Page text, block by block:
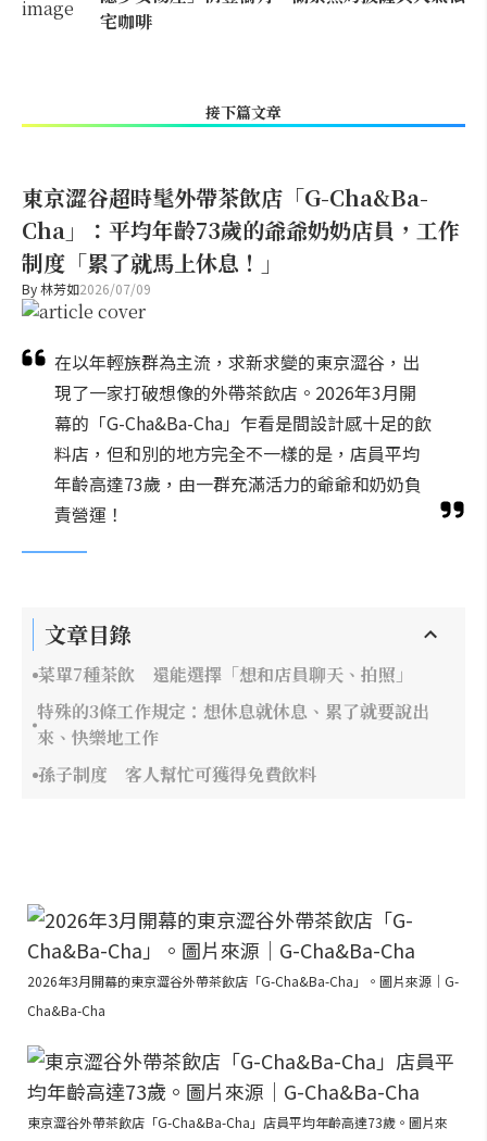
宅咖啡
接下篇文章
東京澀谷超時髦外帶茶飲店「G-Cha&Ba-
Cha」：平均年齡73歲的爺爺奶奶店員，工作
制度「累了就馬上休息！」
By林芳如2026/07/09
在以年輕族群為主流，求新求變的東京澀谷，出
現了一家打破想像的外帶茶飲店。2026年3月開
幕的「G-Cha&Ba-Cha」乍看是間設計感十足的飲
料店，但和別的地方完全不一樣的是，店員平均
年齡高達73歲，由一群充滿活力的爺爺和奶奶負
責營運！
文章目錄
菜單7種茶飲 還能選擇「想和店員聊天、拍照」
特殊的3條工作規定：想休息就休息、累了就要說出
來、快樂地工作
孫子制度 客人幫忙可獲得免費飲料
2026年3月開幕的東京澀谷外帶茶飲店「G-Cha&Ba-Cha」。圖片來源｜G-
Cha&Ba-Cha
東京澀谷外帶茶飲店「G-Cha&Ba-Cha」店員平均年齡高達73歲。圖片來